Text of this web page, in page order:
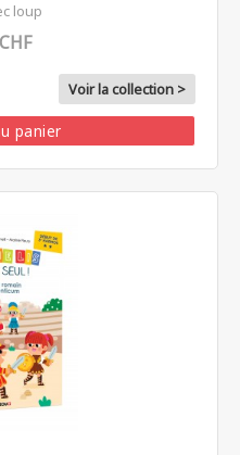
loup
Voir la collection >
panier